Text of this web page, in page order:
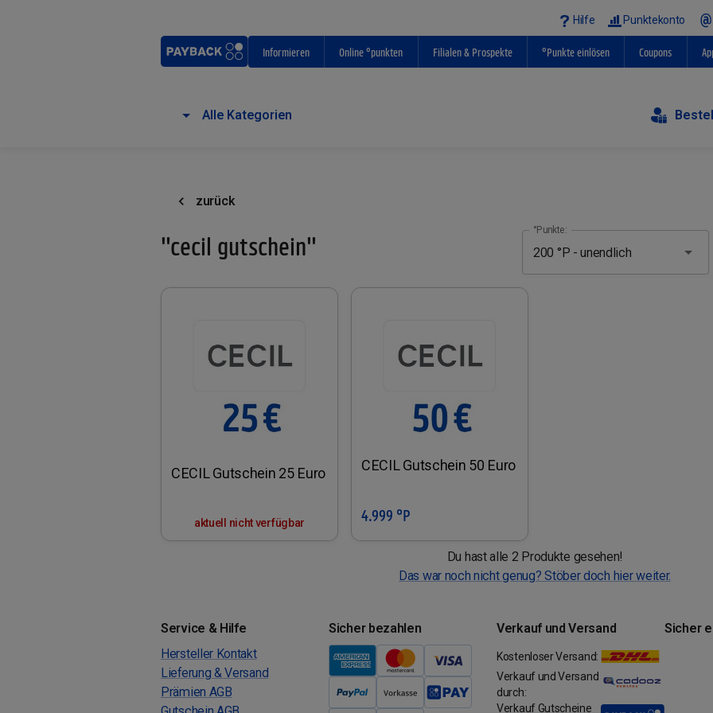
Hilfe Punktekonto
Informieren Online °punkten Filialen & Prospekte °Punkte einlösen Coupons
Alle Kategorien
zurück
"cecil gutschein"
°Punkte:
CECIL Gutschein 25 Euro
aktuell nicht verfügbar
CECIL Gutschein 50 Euro
In den Warenkorb
4.999 °P
Du hast alle 2 Produkte gesehen!
Das war noch nicht genug? Stöber doch hier weiter.
Service & Hilfe
Hersteller Kontakt
Lieferung & Versand
Prämien AGB
Sicher bezahlen Verkauf und Versand
Kostenloser Versand:
Verkauf und Versand
durch:
Verkauf Gutscheine
Sicher